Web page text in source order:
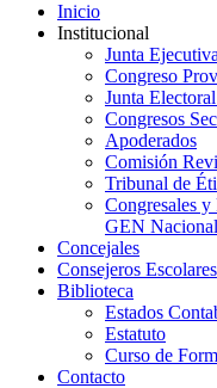
Inicio
Institucional
Junta
Congreso
Junta
Congresos
Apoderados
Comisión
Tribunal de
Congresales y
GEN Nacional
Concejales
Consejeros Escolares
Biblioteca
Estados
Estatuto
Curso de
Contacto